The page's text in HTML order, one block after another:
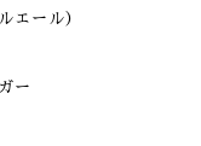
エール）
ー